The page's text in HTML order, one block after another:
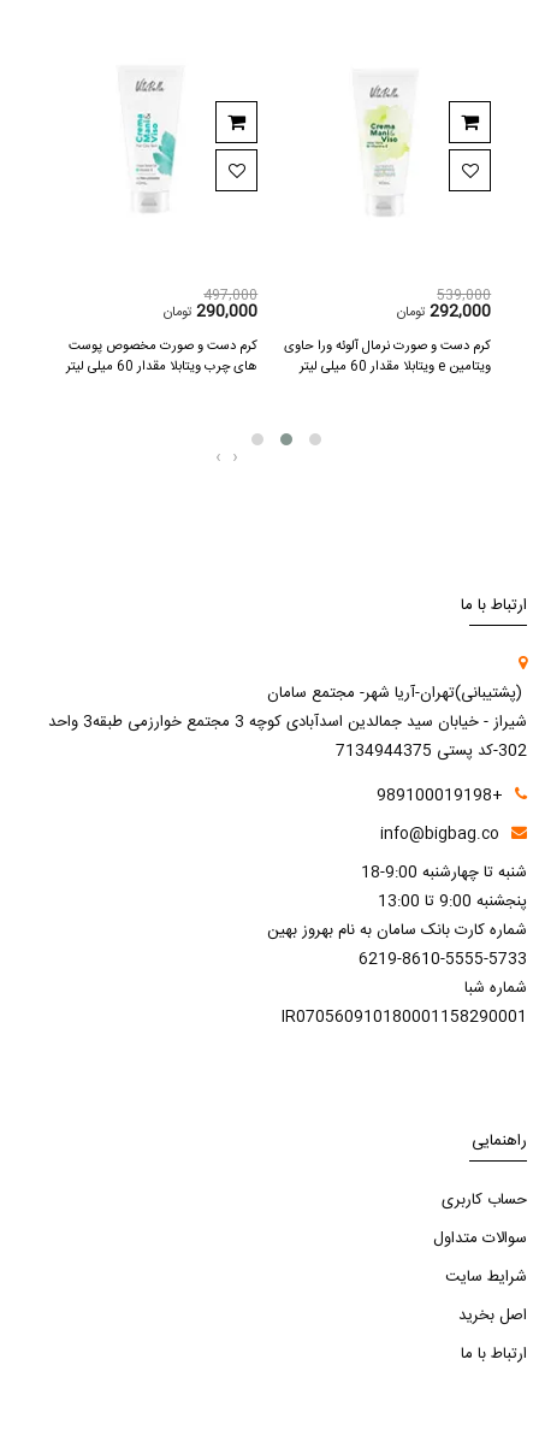
539,000
292,000 تومان
کرم دست و صورت نرمال آلوئه ورا حاوی
ویتامین e ویتابلا مقدار 60 میلی لیتر
539,000
260,000 تومان
کرم دست و صورت نرمال حاوی عصاره
روغن بادام ویتابلا مقدار 60 میلی لیتر
‹ ›
ارتباط با ما
(پشتیبانی)تهران-آریا شهر- مجتمع سامان
شیراز - خیابان سید جمالدین اسدآبادی کوچه 3 مجتمع خوارزمی طبقه3 واحد
302-کد پستی 7134944375
+989100019198
info@bigbag.co
شنبه تا چهارشنبه 9:00-18
پنجشنبه 9:00 تا 13:00
شماره کارت بانک سامان به نام بهروز بهین
6219-8610-5555-5733
شماره شبا
IR070560910180001158290001
راهنمایی
حساب کاربری
سوالات متداول
شرایط سایت
اصل بخرید
ارتباط با ما